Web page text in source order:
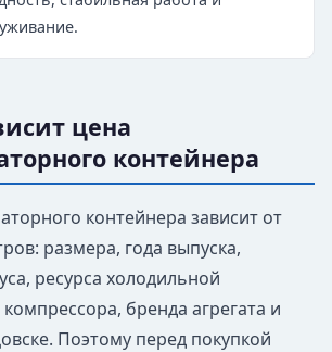
цена
контейнера
контейнера зависит от
размера, года выпуска,
ресурса холодильной
бренда агрегата и
Поэтому перед покупкой